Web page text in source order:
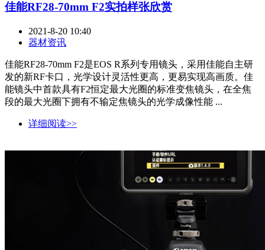
佳能RF28-70mm F2实拍样张欣赏
2021-8-20 10:40
器材资讯
佳能RF28-70mm F2是EOS R系列专用镜头，采用佳能自主研
发的新RF卡口，光学设计灵活性更高，更易实现高画质。佳
能镜头中首款具有F2恒定最大光圈的标准变焦镜头，在全焦
段的最大光圈下拥有不输定焦镜头的光学成像性能 ...
详细阅读>>